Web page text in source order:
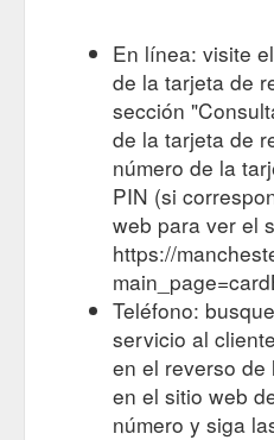
En línea: visite
de la tarjeta de
sección
de la tarjeta de
número de la
PIN (si
web para ver el
https://
Teléfono:
servicio al
en el reverso de
en el sitio web
número y siga